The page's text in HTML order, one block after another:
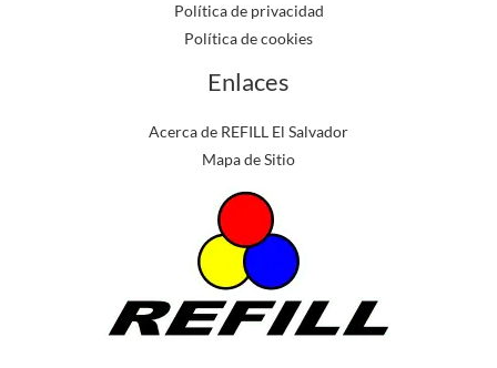
Política de privacidad
Política de cookies
Enlaces
Acerca de REFILL El Salvador
Mapa de Sitio